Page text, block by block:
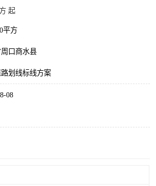
起
平方
口商水县
划线标线方案
08